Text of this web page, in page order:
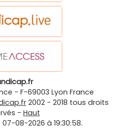
- F-69003 Lyon France
2002 - 2018 tous droits
- Haut
08-2026 à 19:30:58.